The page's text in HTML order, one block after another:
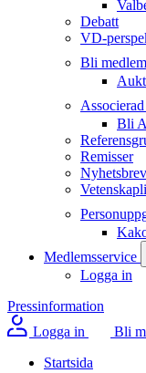
Debatt
VD-
Bli medlem
Bli
Remisser
Nyhetsbrev
Medlemsservice
Logga in
Pressinformation
Logga in
Bli
Startsida